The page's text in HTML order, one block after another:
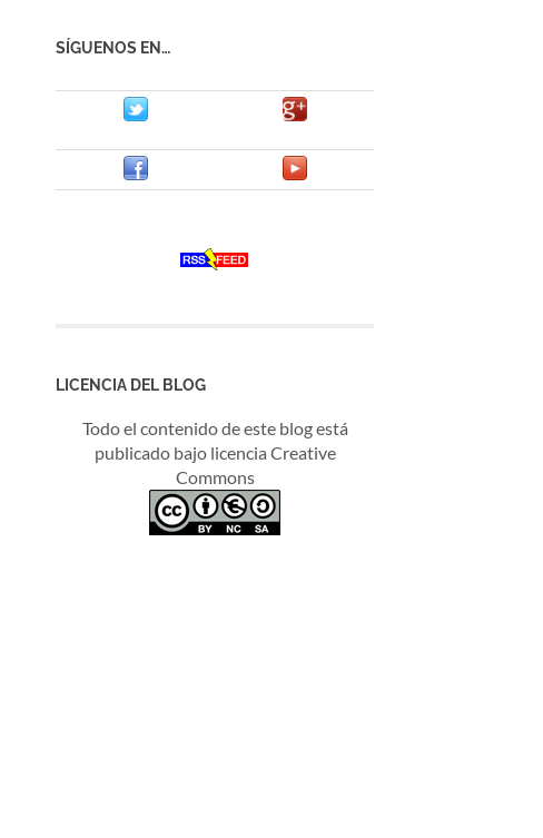
SÍGUENOS EN…
LICENCIA DEL BLOG
Todo el contenido de este blog está
publicado bajo licencia Creative
Commons